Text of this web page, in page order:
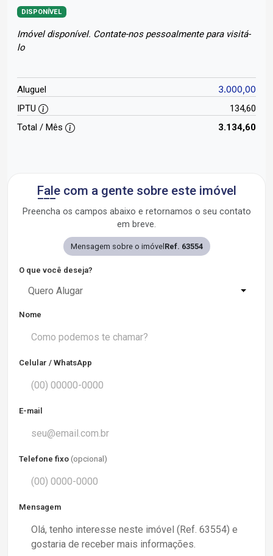
DISPONÍVEL
Imóvel disponível. Contate-nos pessoalmente para visitá-
lo
Aluguel 3.000,00
IPTU
134,60
Total / Mês
3.134,60
Fale com a gente sobre este imóvel
Preencha os campos abaixo e retornamos o seu contato
em breve.
Mensagem sobre o imóvelRef. 63554
O que você deseja?
Quero Alugar
Nome
Celular / WhatsApp
E-mail
Telefone fixo (opcional)
Mensagem